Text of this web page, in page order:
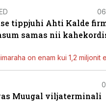
tippjuhi Ahti Kalde
samas nii
on enam kui 1,2 miljonit
Muugal viljaterminali